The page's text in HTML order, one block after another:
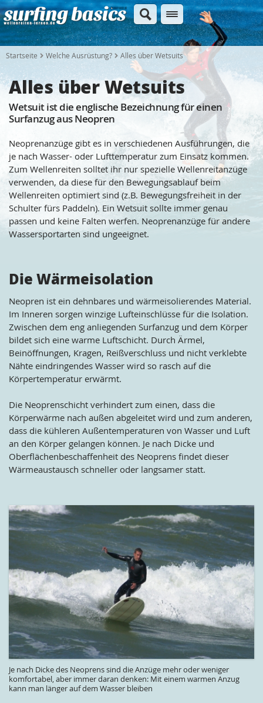
Startseite Welche Ausrüstung? Alles über Wetsuits
Alles über Wetsuits
Wetsuit ist die englische Bezeichnung für einen
Surfanzug aus Neopren
Neoprenanzüge gibt es in verschiedenen Ausführungen, die
je nach Wasser- oder Lufttemperatur zum Einsatz kommen.
Zum Wellenreiten solltet ihr nur spezielle Wellenreitanzüge
verwenden, da diese für den Bewegungsablauf beim
Wellenreiten optimiert sind (z.B. Bewegungsfreiheit in der
Schulter fürs Paddeln). Ein Wetsuit sollte immer genau
passen und keine Falten werfen. Neoprenanzüge für andere
Wassersportarten sind ungeeignet.
Die Wärmeisolation
Neopren ist ein dehnbares und wärmeisolierendes Material.
Im Inneren sorgen winzige Lufteinschlüsse für die Isolation.
Zwischen dem eng anliegenden Surfanzug und dem Körper
bildet sich eine warme Luftschicht. Durch Ärmel,
Beinöffnungen, Kragen, Reißverschluss und nicht verklebte
Nähte eindringendes Wasser wird so rasch auf die
Körpertemperatur erwärmt.
Die Neoprenschicht verhindert zum einen, dass die
Körperwärme nach außen abgeleitet wird und zum anderen,
dass die kühleren Außentemperaturen von Wasser und Luft
an den Körper gelangen können. Je nach Dicke und
Oberflächenbeschaffenheit des Neoprens findet dieser
Wärmeaustausch schneller oder langsamer statt.
Je nach Dicke des Neoprens sind die Anzüge mehr oder weniger
komfortabel, aber immer daran denken: Mit einem warmen Anzug
kann man länger auf dem Wasser bleiben